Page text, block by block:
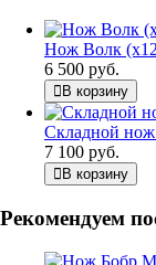
Нож Волк
6 500 руб.
В корзину
Складной
7 100 руб.
В корзину
Рекомендуем